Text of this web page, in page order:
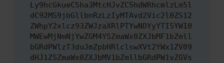
Ly9hcGkueC5ha3MtcHJvZC5hdWRhcmlzLm5l
dC92MS9jbGllbnRzLzIyMTAvd2Vic2l0ZS12
ZWhpY2xlcz93ZWJzaXRlPTYwNDYyYTI5YWI0
MWEwMjNmNjYwZGM4YSZmaWx0ZXJbMF1bZmll
bGRdPWlzT3duJmZpbHRlclswXVt2YWx1ZV09
dHJ1ZSZmaWx0ZXJbMV1bZmllbGRdPW1vZGVs